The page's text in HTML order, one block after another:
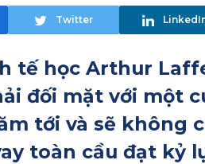
Twitter
tế học Arthur
đối mặt với một
tới và sẽ không
toàn cầu đạt kỷ